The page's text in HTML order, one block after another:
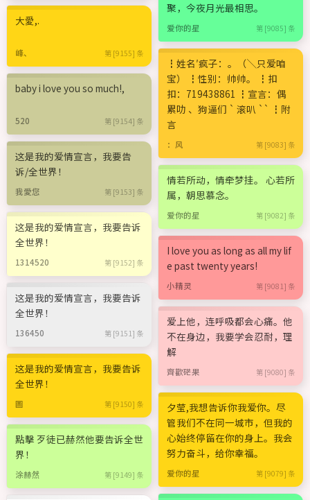
大愛,.
峰、 第 [9155] 条
baby i love you so much!,
520 第 [9154] 条
这是我的爱情宣言，我要告
诉/全世界！
我愛您 第 [9153] 条
这是我的爱情宣言，我要告诉
全世界！
1314520 第 [9152] 条
这是我的爱情宣言，我要告诉
全世界！
136450 第 [9151] 条
这是我的爱情宣言，我要告诉
全世界！
圖 第 [9150] 条
點擊 歹徒已赫然他要告诉全世
界！
涂赫然 第 [9149] 条
聚，今夜月光最相思。
爱你的星 第 [9085] 条
┇姓名′疯子：。（╲只爱咱
宝） ┇性别：帅帅。 ┇扣
扣：719438861 ┇宣言：偶
累叻 、狗逼们 ` 滚叭 `` ┇附
言
：风 第 [9083] 条
情若所动，情牵梦挂。 心若所
属，朝思慕念。
爱你的星 第 [9082] 条
I love you as long as all my lif
e past twenty years!
小精灵 第 [9081] 条
爱上他，连呼吸都会心痛。他
不在身边，我要学会忍耐，理
解
齊歡硭果 第 [9080] 条
夕莹,我想告诉你我爱你。尽
管我们不在同一城市，但我的
心始终停留在你的身上。我会
努力奋斗，给你幸福。
爱你的星 第 [9079] 条